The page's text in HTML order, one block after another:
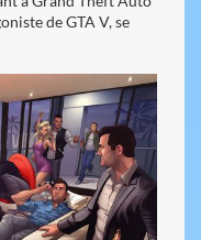
de GTA V, se